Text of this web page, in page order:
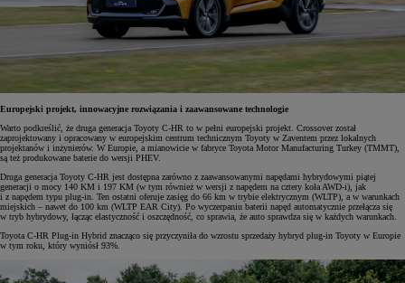
Europejski projekt, innowacyjne rozwiązania i zaawansowane technologie
Warto podkreślić, że druga generacja Toyoty C-HR to w pełni europejski projekt. Crossover został
zaprojektowany i opracowany w europejskim centrum technicznym Toyoty w Zaventem przez lokalnych
projektanów i inżynierów. W Europie, a mianowicie w fabryce Toyota Motor Manufacturing Turkey (TMMT),
są też produkowane baterie do wersji PHEV.
Druga generacja Toyoty C-HR jest dostępna zarówno z zaawansowanymi napędami hybrydowymi piątej
generacji o mocy 140 KM i 197 KM (w tym również w wersji z napędem na cztery koła AWD-i), jak
i z napędem typu plug-in. Ten ostatni oferuje zasięg do 66 km w trybie elektrycznym (WLTP), a w warunkach
miejskich – nawet do 100 km (WLTP EAR City). Po wyczerpaniu baterii napęd automatycznie przełącza się
w tryb hybrydowy, łącząc elastyczność i oszczędność, co sprawia, że auto sprawdza się w każdych warunkach.
Toyota C-HR Plug-in Hybrid znacząco się przyczyniła do wzrostu sprzedaży hybryd plug-in Toyoty w Europie
w tym roku, który wyniósł 93%.